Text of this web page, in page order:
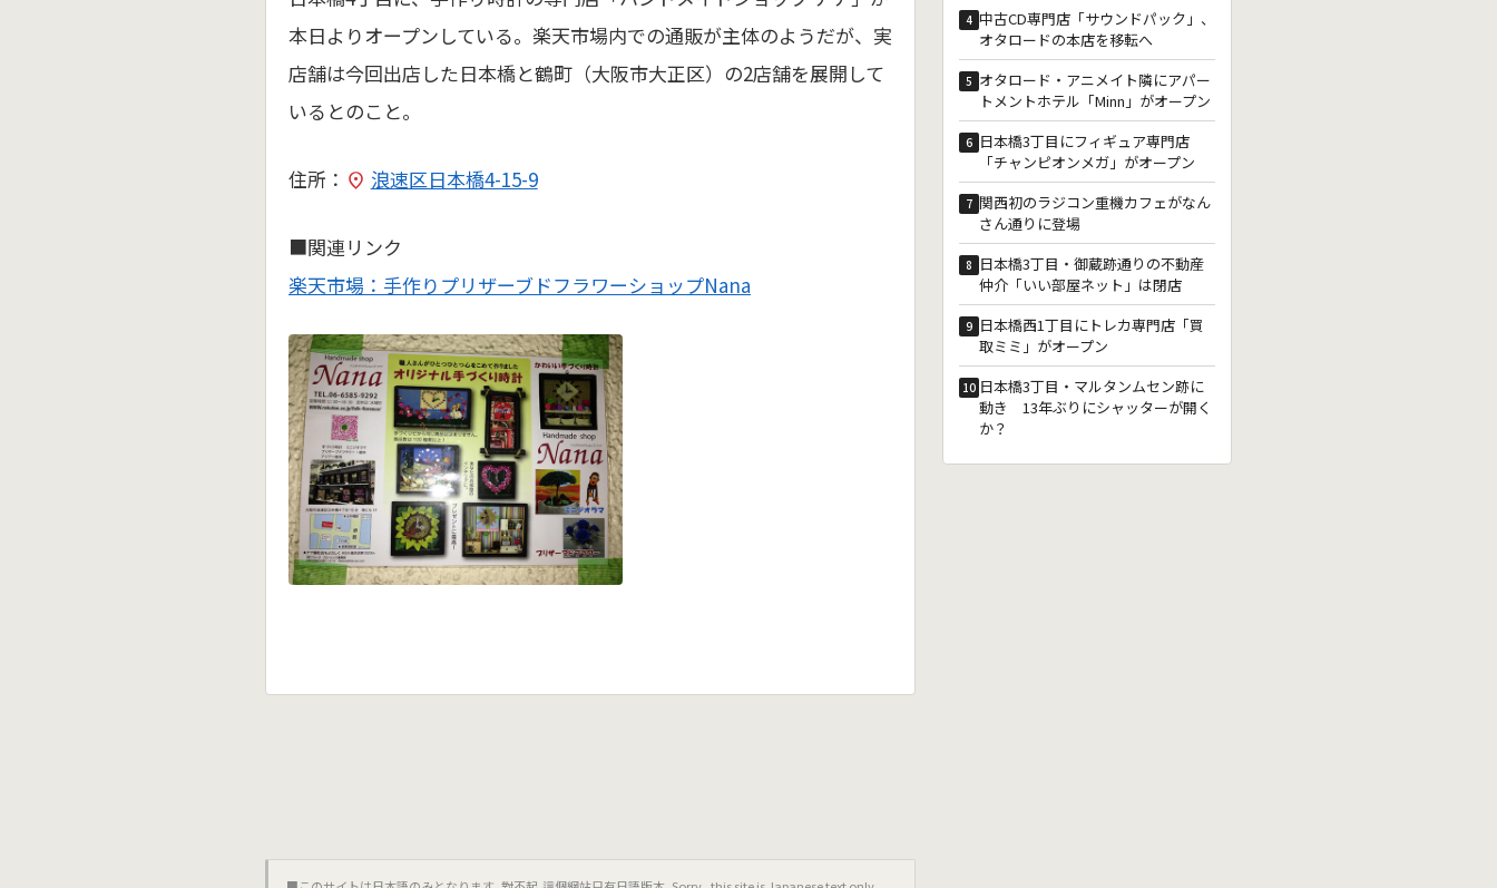
本日よりオープンしている。楽天市場内での通販が主体のようだが、実
店舗は今回出店した日本橋と鶴町（大阪市大正区）の2店舗を展開して
いるとのこと。
住所： 浪速区日本橋4-15-9
■関連リンク
楽天市場：手作りプリザーブドフラワーショップNana
4 中古CD専門店「サウンドパック」、
オタロードの本店を移転へ
5 オタロード・アニメイト隣にアパー
トメントホテル「Minn」がオープン
6 日本橋3丁目にフィギュア専門店
「チャンピオンメガ」がオープン
7 関西初のラジコン重機カフェがなん
さん通りに登場
8 日本橋3丁目・御蔵跡通りの不動産
仲介「いい部屋ネット」は閉店
9 日本橋西1丁目にトレカ専門店「買
取ミミ」がオープン
10 日本橋3丁目・マルタンムセン跡に
動き 13年ぶりにシャッターが開く
か？